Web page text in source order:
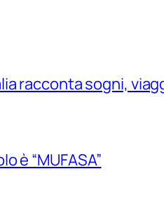
racconta sogni,
è “MUFASA”